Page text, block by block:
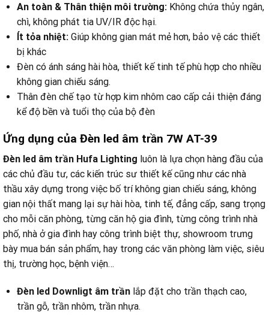
An toàn & Thân thiện môi trường: Không chứa thủy ngân,
chì, không phát tia UV/IR độc hại.
Ít tỏa nhiệt: Giúp không gian mát mẻ hơn, bảo vệ các thiết
bị khác
Đèn có ánh sáng hài hòa, thiết kế tinh tế phù hợp cho nhiều
không gian chiếu sáng.
Thân đèn chế tạo từ hợp kim nhôm cao cấp cải thiện đáng
kể độ bền và tuổi thọ của bộ đèn
Ứng dụng của Đèn led âm trần 7W AT-39
Đèn led âm trần Hufa Lighting luôn là lựa chọn hàng đầu của
các chủ đầu tư, các kiến trúc sư thiết kế cũng như các nhà
thầu xây dựng trong việc bố trí không gian chiếu sáng, không
gian nội thất mang lại sự hài hòa, tinh tế, đẳng cấp, sang trọng
cho mỗi căn phòng, từng căn hộ gia đình, từng công trình nhà
phố, nhà ở gia đình hay công trình biệt thự, showroom trưng
bày mua bán sản phẩm, hay trong các văn phòng làm việc, siêu
thị, trường học, bệnh viện…
Đèn led Downligt âm trần lắp đặt cho trần thạch cao,
trần gỗ, trần nhôm, trần nhựa.